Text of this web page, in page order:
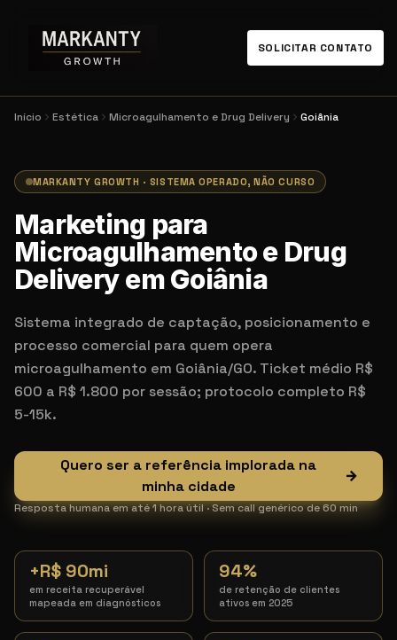
SOLICITAR CONTATO
Início Estética Microagulhamento e Drug Delivery Goiânia
MARKANTY GROWTH · SISTEMA OPERADO, NÃO CURSO
Marketing para
Microagulhamento e Drug
Delivery em Goiânia
Sistema integrado de captação, posicionamento e
processo comercial para quem opera
microagulhamento em Goiânia/GO. Ticket médio R$
600 a R$ 1.800 por sessão; protocolo completo R$
5-15k.
Quero ser a referência implorada na
minha cidade
→
Resposta humana em até 1 hora útil · Sem call genérico de 60 min
+R$ 90mi
em receita recuperável
mapeada em diagnósticos
94%
de retenção de clientes
ativos em 2025